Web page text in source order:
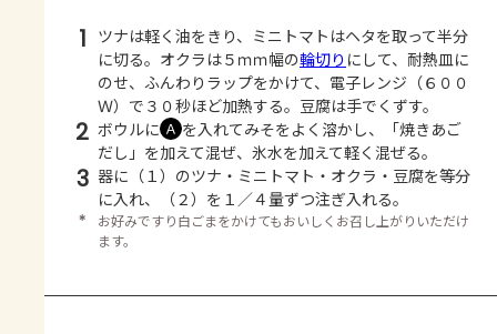
1 ツナは軽く油をきり、ミニトマトはヘタを取って半分
に切る。オクラは５ｍｍ幅の輪切り にして、耐熱皿に
のせ、ふんわりラップをかけて、電子レンジ（６００
Ｗ）で３０秒ほど加熱する。豆腐は手でくずす。
2 ボウルに Ａ を入れてみそをよく溶かし、「焼きあご
だし」を加えて混ぜ、氷水を加えて軽く混ぜる。
3 器に（１）のツナ・ミニトマト・オクラ・豆腐を等分
に入れ、（２）を１／４量ずつ注ぎ入れる。
＊
お好みですり白ごまをかけてもおいしくお召し上がりいただけ
ます。